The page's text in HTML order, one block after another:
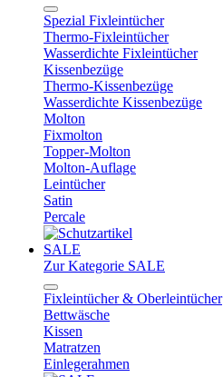
Spezial Fixleintücher
Thermo-Fixleintücher
Wasserdichte Fixleintücher
Kissenbezüge
Thermo-Kissenbezüge
Wasserdichte Kissenbezüge
Molton
Fixmolton
Topper-Molton
Molton-Auflage
Leintücher
Satin
Percale
SALE
Zur Kategorie SALE
Fixleintücher & Oberleintücher
Bettwäsche
Kissen
Matratzen
Einlegerahmen